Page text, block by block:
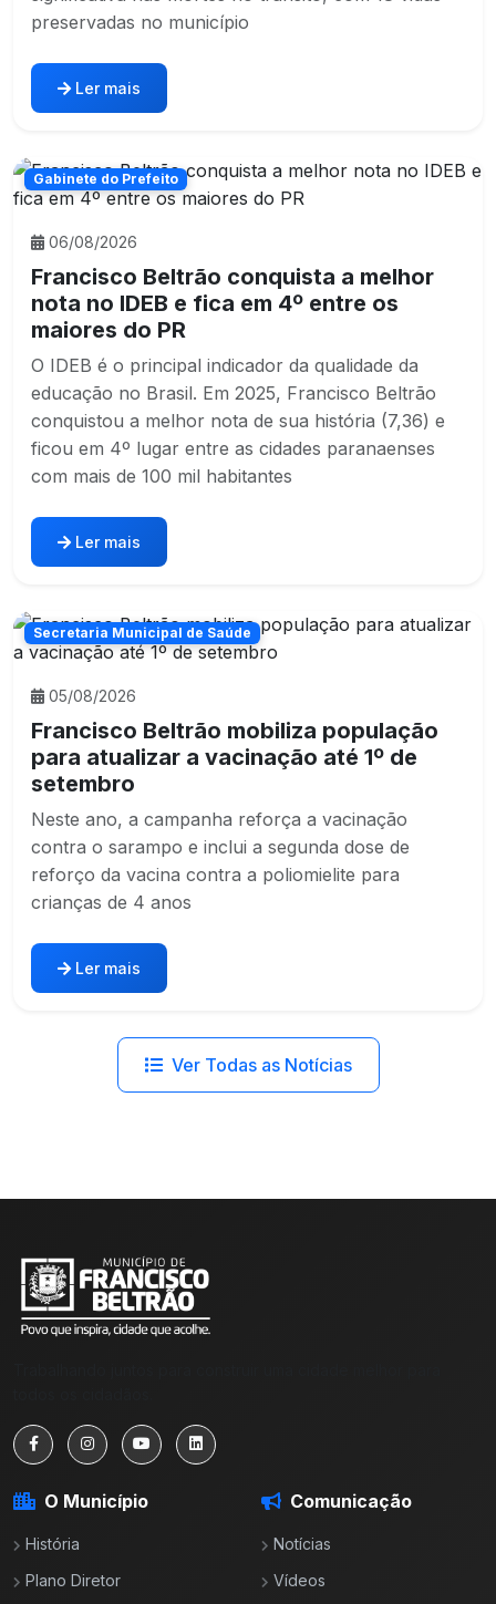
preservadas no município
Ler mais
Gabinete do Prefeito
06/08/2026
Francisco Beltrão conquista a melhor
nota no IDEB e fica em 4º entre os
maiores do PR
O IDEB é o principal indicador da qualidade da
educação no Brasil. Em 2025, Francisco Beltrão
conquistou a melhor nota de sua história (7,36) e
ficou em 4º lugar entre as cidades paranaenses
com mais de 100 mil habitantes
Ler mais
Secretaria Municipal de Saúde
05/08/2026
Francisco Beltrão mobiliza população
para atualizar a vacinação até 1º de
setembro
Neste ano, a campanha reforça a vacinação
contra o sarampo e inclui a segunda dose de
reforço da vacina contra a poliomielite para
crianças de 4 anos
Ler mais
Ver Todas as Notícias
O Município
História
Plano Diretor
Comunicação
Notícias
Vídeos